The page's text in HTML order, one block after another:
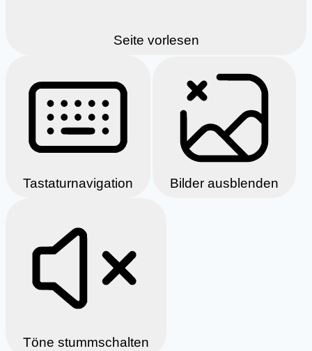
Seite vorlesen
Tastaturnavigation Bilder ausblenden
Töne stummschalten